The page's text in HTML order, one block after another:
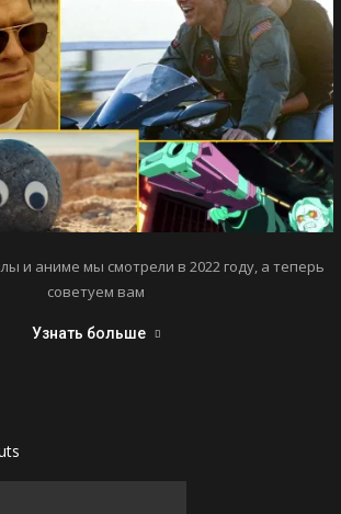
и аниме мы смотрели в 2022 году, а теперь
советуем вам
Узнать больше